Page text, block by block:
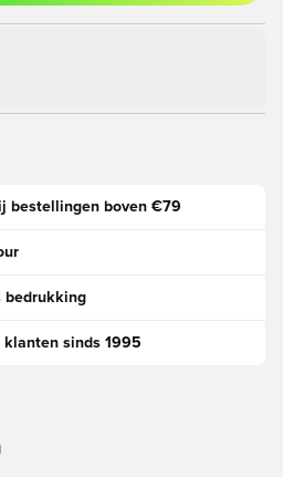
bestellingen boven €79
bedrukking
sinds 1995